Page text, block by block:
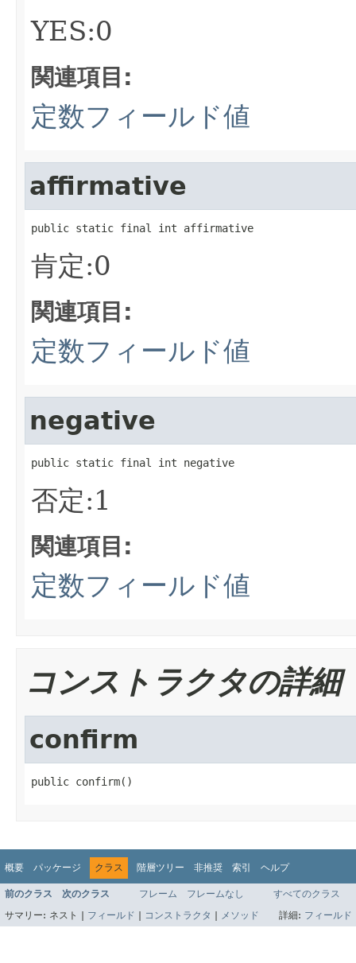
YES:0
関連項目:
定数フィールド値
affirmative
public static final int affirmative
肯定:0
関連項目:
定数フィールド値
negative
public static final int negative
否定:1
関連項目:
定数フィールド値
コンストラクタの詳細
confirm
public confirm()
概要 パッケージ クラス 階層ツリー 非推奨 索引 ヘルプ
前のクラス 次のクラス フレーム フレームなし
すべてのクラス
サマリー: ネスト | フィールド コンストラクタ メソッド 詳細: フィールド